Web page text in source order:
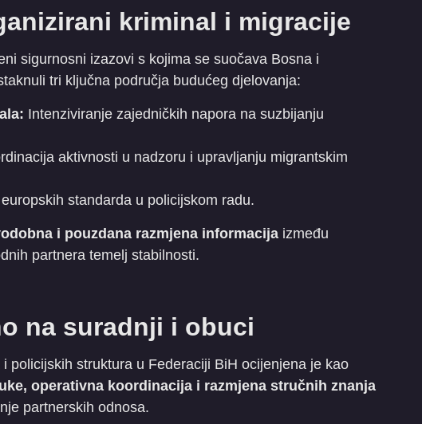
kriminal i migracije
sigurnosni izazovi s kojima se suočava Bosna i
tri ključna područja budućeg djelovanja:
Intenziviranje zajedničkih napora na suzbijanju
aktivnosti u nadzoru i upravljanju migrantskim
standarda u policijskom radu.
i pouzdana razmjena informacija između
partnera temelj stabilnosti.
na suradnji i obuci
policijskih struktura u Federaciji BiH ocijenjena je kao
operativna koordinacija i razmjena stručnih znanja
partnerskih odnosa.